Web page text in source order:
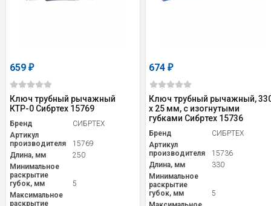
659 ₽
Ключ трубный рычажный
КТР-0 Сибртех 15769
Бренд
СИБРТЕХ
Артикул
производителя
15769
Длина, мм
250
Минимальное
раскрытие
губок, мм
5
Максимальное
раскрытие
674₽
Ключ трубный рычажный,
х 25 мм, с изогнутыми
губками Сибртех 15736
Бренд
СИБРТЕХ
Артикул
производителя
15736
Длина, мм
330
Минимальное
раскрытие
губок, мм
5